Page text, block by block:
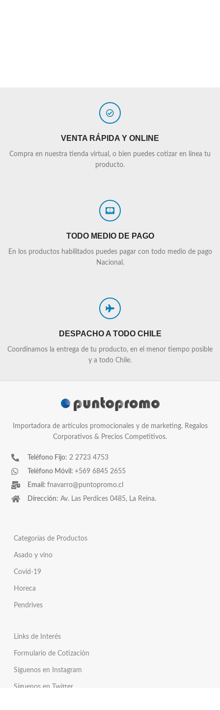
VENTA RÁPIDA Y ONLINE
Compra en nuestra tienda virtual, o bien puedes cotizar en línea tu
producto.
TODO MEDIO DE PAGO
En los productos habilitados puedes pagar con todo medio de pago
Nacional.
DESPACHO A TODO CHILE
Coordinamos la entrega de tu producto, en el menor tiempo posible
y a todo Chile.
Importadora de artículos promocionales y de marketing. Regalos
Corporativos & Precios Competitivos.
Teléfono Fijo: 2 2723 4753
Teléfono Móvil: +569 6845 2655
Email: fnavarro@puntopromo.cl
Dirección: Av. Las Perdices 0485, La Reina.
Categorías de Productos
Asado y vino
Covid-19
Horeca
Pendrives
Links de Interés
Formulario de Cotización
Síguenos en Instagram
Síguenos en Twitter